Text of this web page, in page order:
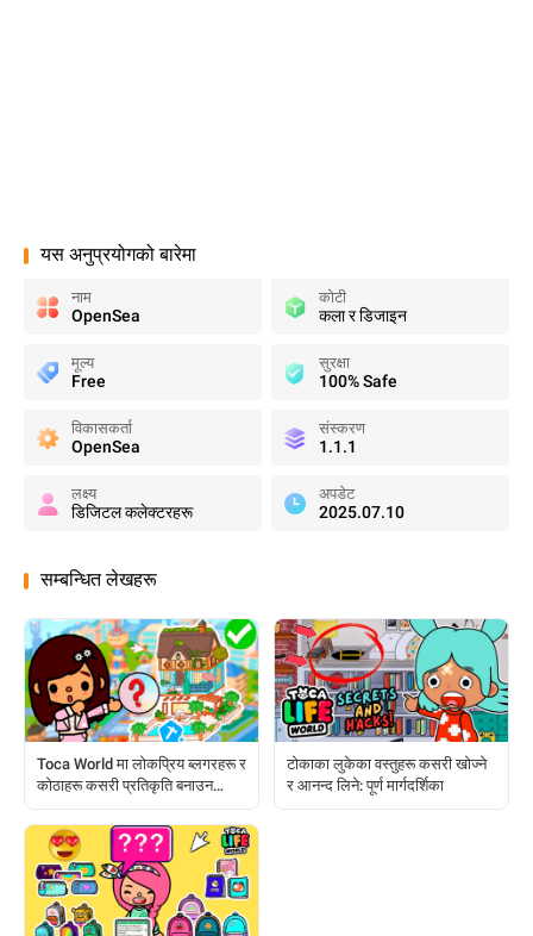
यस अनुप्रयोगको बारेमा
नाम
OpenSea
कोटी
कला र डिजाइन
मूल्य
Free
सुरक्षा
100% Safe
विकासकर्ता
OpenSea
संस्करण
1.1.1
लक्ष्य
डिजिटल कलेक्टरहरू
अपडेट
2025.07.10
सम्बन्धित लेखहरू
Toca World मा लोकप्रिय ब्लगरहरू र
कोठाहरू कसरी प्रतिकृति बनाउन
टोकाका लुकेका वस्तुहरू कसरी खोज्ने
र आनन्द लिने: पूर्ण मार्गदर्शिका